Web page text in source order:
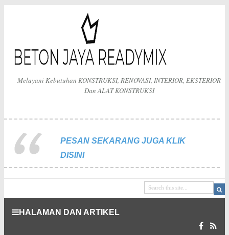
Melayani Kebutuhan KONSTRUKSI, RENOVASI, INTERIOR, EKSTERIOR
Dan ALAT KONSTRUKSI
PESAN SEKARANG JUGA KLIK
DISINI
HALAMAN DAN ARTIKEL